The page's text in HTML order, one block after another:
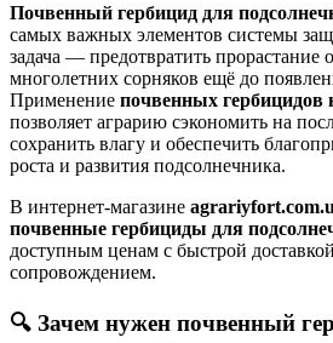
Почвенный гербицид для
самых важных элементов системы
задача — предотвратить прорастание
многолетних сорняков ещё до
Применение почвенных гербицидов
позволяет аграрию сэкономить на
сохранить влагу и обеспечить
роста и развития подсолнечника.
В интернет-магазине
почвенные гербициды для
доступным ценам с быстрой
сопровождением.
🔍 Зачем нужен почвенный